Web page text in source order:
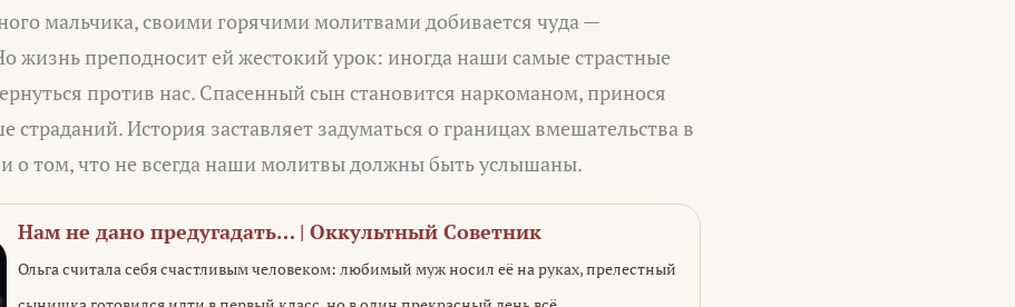
мальчика, своими горячими молитвами добивается чуда —
жизнь преподносит ей жестокий урок: иногда наши самые страстные
против нас. Спасенный сын становится наркоманом, принося
страданий. История заставляет задуматься о границах вмешательства в
о том, что не всегда наши молитвы должны быть услышаны.
Нам не дано предугадать… | Оккультный Советник
Ольга считала себя счастливым человеком: любимый муж носил её на руках, прелестный